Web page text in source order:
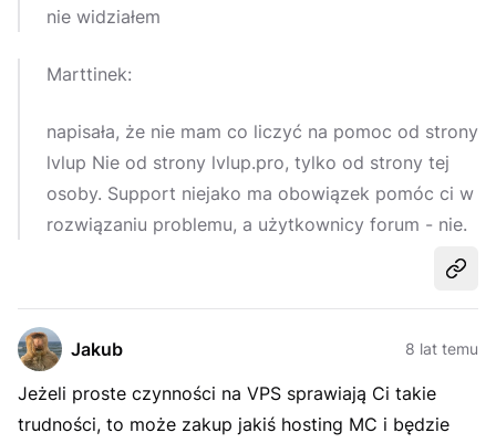
nie widziałem
Marttinek:
napisała, że nie mam co liczyć na pomoc od strony
lvlup Nie od strony lvlup.pro, tylko od strony tej
osoby. Support niejako ma obowiązek pomóc ci w
rozwiązaniu problemu, a użytkownicy forum - nie.
Jakub 8 lat temu
Jeżeli proste czynności na VPS sprawiają Ci takie
trudności, to może zakup jakiś hosting MC i będzie